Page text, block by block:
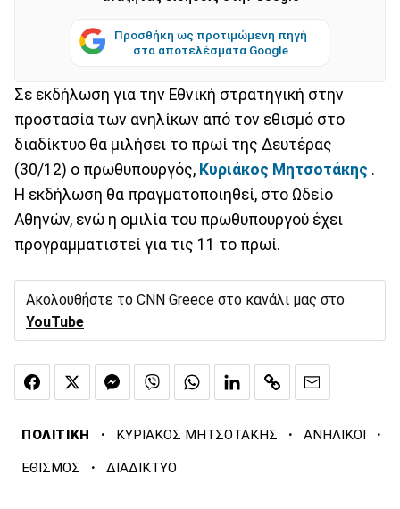
Προσθήκη ως προτιμώμενη πηγή
στα αποτελέσματα Google
Σε εκδήλωση για την Εθνική στρατηγική στην
προστασία των ανηλίκων από τον εθισμό στο
διαδίκτυο θα μιλήσει το πρωί της Δευτέρας
(30/12) ο πρωθυπουργός, Κυριάκος Μητσοτάκης .
Η εκδήλωση θα πραγματοποιηθεί, στο Ωδείο
Αθηνών, ενώ η ομιλία του πρωθυπουργού έχει
προγραμματιστεί για τις 11 το πρωί.
Ακολουθήστε το CNN Greece στο κανάλι μας στο
YouTube
ΠΟΛΙΤΙΚΗ · ΚΥΡΙΑΚΟΣ ΜΗΤΣΟΤΑΚΗΣ · ΑΝΗΛΙΚΟΙ ·
ΕΘΙΣΜΟΣ · ΔΙΑΔΙΚΤΥΟ